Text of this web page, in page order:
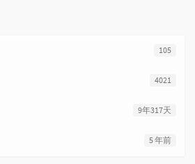
105
4021
9年317天
5 年前